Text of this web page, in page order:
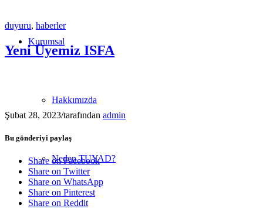
Kurumsal
Hakkımızda
Neden TUYAD?
duyuru, haberler
Yeni Üyemiz ISFA
Şubat 28, 2023/tarafından admin
Bu gönderiyi paylaş
Share on Facebook
Share on Twitter
Share on WhatsApp
Share on Pinterest
Share on Reddit